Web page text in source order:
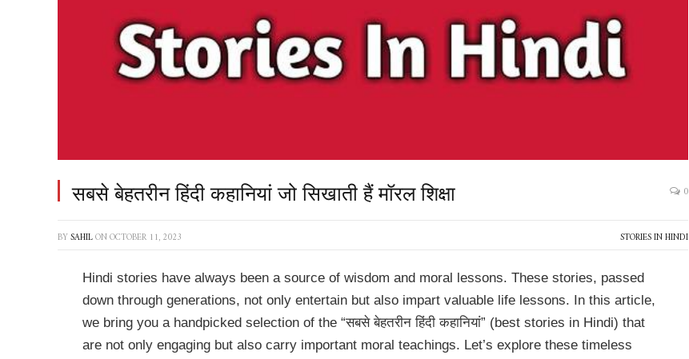
सबसे बेहतरीन हिंदी कहानियां जो सिखाती हैं मॉरल शिक्षा 0
BYSAHILONOCTOBER 11, 2023 STORIES IN HINDI
Hindi stories have always been a source of wisdom and moral lessons. These stories, passed
down through generations, not only entertain but also impart valuable life lessons. In this article,
we bring you a handpicked selection of the “सबसे बेहतरीन हिंदी कहानियां” (best stories in Hindi) that
are not only engaging but also carry important moral teachings. Let’s explore these timeless